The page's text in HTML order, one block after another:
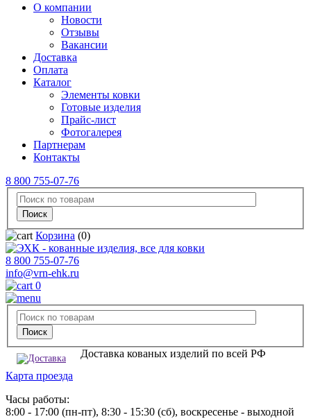
О компании
Новости
Отзывы
Вакансии
Доставка
Оплата
Каталог
Элементы ковки
Готовые изделия
Прайс-лист
Фотогалерея
Партнерам
Контакты
8 800 755-07-76
Корзина (0)
8 800 755-07-76
info@vrn-ehk.ru
0
Доставка кованых изделий по всей РФ
Карта проезда
Часы работы:
8:00 - 17:00 (пн-пт), 8:30 - 15:30 (сб), воскресенье - выходной